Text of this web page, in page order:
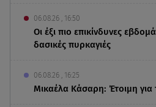
06.08.26 , 16:50
Οι έξι πιο επικίνδυνες
δασικές πυρκαγιές
06.08.26 , 16:25
Μικαέλα Κάσαρη: Έτοιμη